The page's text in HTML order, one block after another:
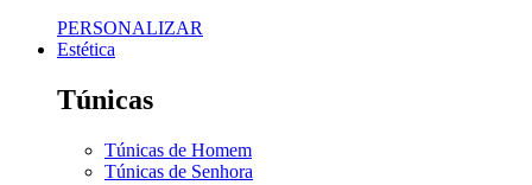
PERSONALIZAR
Estética
Túnicas
Túnicas de Homem
Túnicas de Senhora